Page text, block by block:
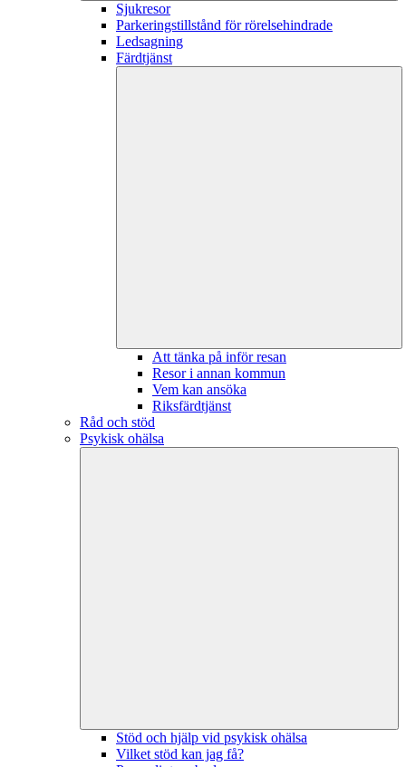
Sjukresor
Parkeringstillstånd för rörelsehindrade
Ledsagning
Färdtjänst
Att tänka på inför resan
Resor i annan kommun
Vem kan ansöka
Riksfärdtjänst
Råd och stöd
Psykisk ohälsa
Stöd och hjälp vid psykisk ohälsa
Vilket stöd kan jag få?